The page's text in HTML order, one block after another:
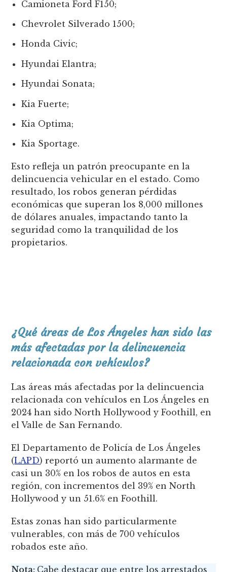
Camioneta Ford F150;
Chevrolet Silverado 1500;
Honda Civic;
Hyundai Elantra;
Hyundai Sonata;
Kia Fuerte;
Kia Optima;
Kia Sportage.
Esto refleja un patrón preocupante en la
delincuencia vehicular en el estado. Como
resultado, los robos generan pérdidas
económicas que superan los 8,000 millones
de dólares anuales, impactando tanto la
seguridad como la tranquilidad de los
propietarios.
¿Qué áreas de Los Ángeles han sido las
más afectadas por la delincuencia
relacionada con vehículos?
Las áreas más afectadas por la delincuencia
relacionada con vehículos en Los Ángeles en
2024 han sido North Hollywood y Foothill, en
el Valle de San Fernando.
El Departamento de Policía de Los Ángeles
(LAPD) reportó un aumento alarmante de
casi un 30% en los robos de autos en esta
región, con incrementos del 39% en North
Hollywood y un 51.6% en Foothill.
Estas zonas han sido particularmente
vulnerables, con más de 700 vehículos
robados este año.
Nota: Cabe destacar que entre los arrestados